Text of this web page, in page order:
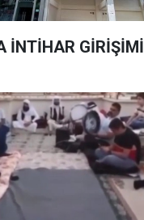
İNTİHAR GİRİŞİMİ